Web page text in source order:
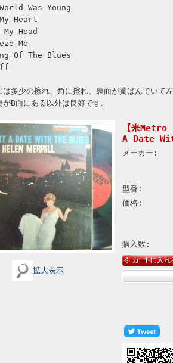
Was Young
Heart
Head
Me
Of The Blues
は多少の擦れ、角に擦れ、裏面が黄ばんでいて
B面にある以外は良好です。
拡大表示
【米
A Date
メーカー:
型番:
価格:
購入数: